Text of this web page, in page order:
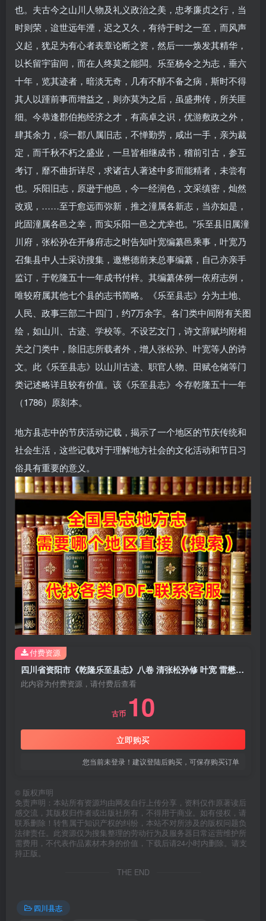
也。夫古今之山川人物及礼义政治之美，忠孝廉贞之行，当
时则荣，迨世远年湮，迟之又久，有待于时之一至，而风声
义起，犹足为有心者表章论断之资，然后一一焕发其精华，
以长留宇宙间，而在人终莫之能闆。乐至杨令之为志，垂六
十年，览其迹者，暗淡无奇，几有不醇不备之病，斯时不得
其人以踵前事而增益之，则亦莫为之后，虽盛弗传，所关匪
细。今恭逢郡伯抱经济之才，有高卓之识，优游敷政之外，
肆其余力，综一郡八属旧志，不惮勤劳，咸出一手，亲为裁
定，而千秋不朽之盛业，一旦皆相继成书，稽前引古，参互
考订，靡不曲折详尽，求诸古人著述中多而能精者，未尝有
也。乐阳旧志，原逊于他邑，今一经润色，文采缜密，灿然
改观，……至于愈远而弥新，推之潼属各新志，当亦如是，
此固潼属各邑之幸，而实乐阳一邑之尤幸也。”乐至县旧属潼
川府，张松孙在开修府志之时告知叶宽编纂邑乘事，叶宽乃
召集县中人士采访搜集，邀懋德前来总事编纂，自己亦亲手
监订，于乾隆五十一年成书付梓。其编纂体例一依府志例，
唯较府属其他七个县的志书简略。《乐至县志》分为土地、
人民、政事三部二十四门，约7万余字。各门类中间附有关图
绘，如山川、古迹、学校等。不设艺文门，诗文辞赋均附相
关之门类中，除旧志所载者外，增人张松孙、叶宽等人的诗
文。此《乐至县志》以山川古迹、职官人物、田赋仓储等门
类记述略详且较有价值。该《乐至县志》今存乾隆五十一年
（1786）原刻本。
地方县志中的节庆活动记载，揭示了一个地区的节庆传统和
社会生活，这些记载对于理解地方社会的文化活动和节日习
俗具有重要的意义。
四川省资阳市《乾隆乐至县志》八卷 清张松孙修 叶宽 雷懋德纂PDF电子版地方志下载
此内容为付费资源，请付费后查看
古币 10
立即购买
您当前未登录！建议登陆后购买，可保存购买订单
付费资源
© 版权声明
免责声明：本站所有资源均由网友自行上传分享，资料仅作原著读后
感交流，其版权归作者或出版社所有，不得用于商业。如有侵权，请
联系删除！转售属于知识产权的纠纷，本站不对所涉及的版权问题负
法律责任。此资源仅为搜集整理的劳动行为及服务器日常运营维护所
需费用，不代表作品素材本身的价值，下载后请24小时内删除。请支
持正版。
THE END
四川县志